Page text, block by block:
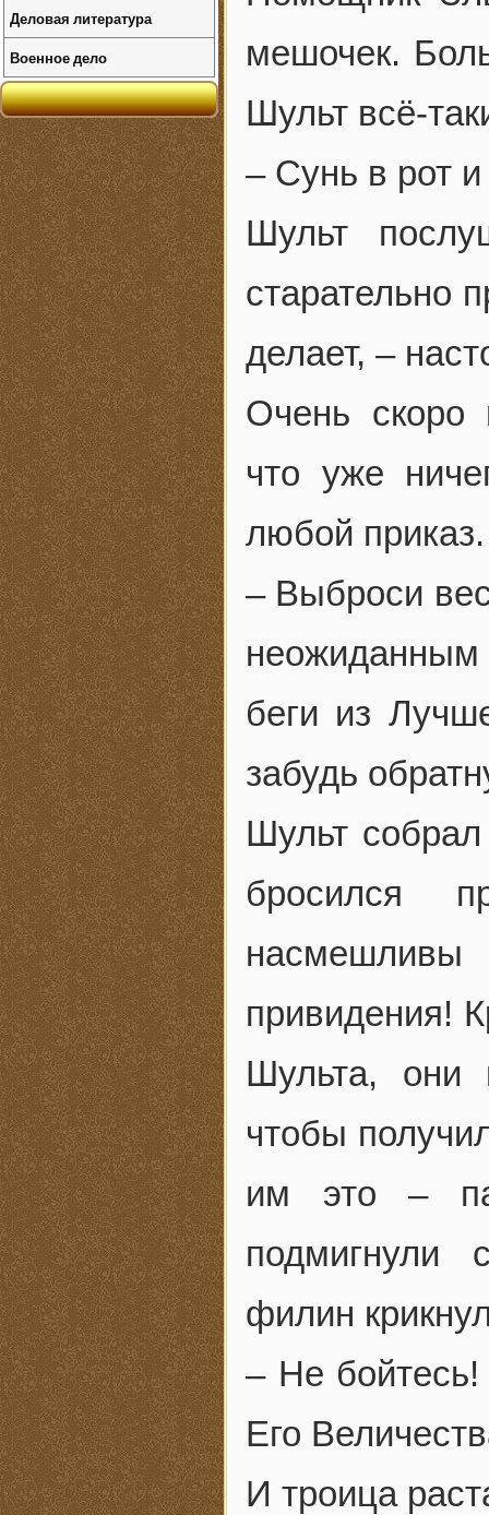
мешочек.
Шульт всё-
– Сунь в рот
Шульт
старательно
делает, –
Очень скоро
что уже
любой
– Выброси
неожиданным
беги из
забудь
Шульт
бросился
насмешливы
привидения!
Шульта, они
чтобы
им это –
подмигнули
филин
– Не
Его
И троица
Деловая литература
Военное дело